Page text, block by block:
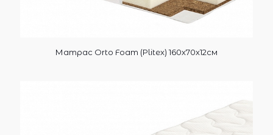
Матрас Orto Foam (Plitex) 160х70х12см